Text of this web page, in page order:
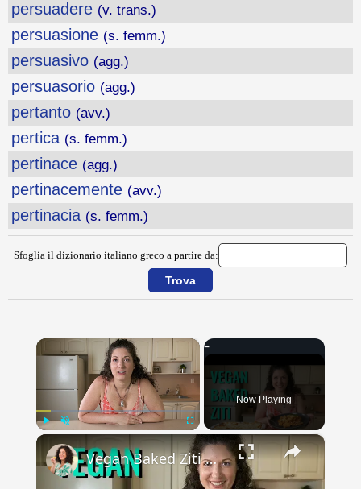
persuadere (v. trans.)
persuasione (s. femm.)
persuasivo (agg.)
persuasorio (agg.)
pertanto (avv.)
pertica (s. femm.)
pertinace (agg.)
pertinacemente (avv.)
pertinacia (s. femm.)
Sfoglia il dizionario italiano greco a partire da:
×
Fullscreen
Now Playing
×
Vegan Baked Ziti with Lentils, Tofu Ricotta, and Cashew Mozzarella